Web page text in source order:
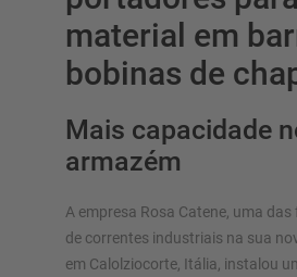
material em
bobinas de
Mais capacidade
armazém
A empresa Rosa Catene, uma
de correntes industriais na sua
em Calolziocorte, Itália, instalou
SISTEMAS DE ARMAZÉM
Estantes móveis
Sistemas de almacenamiento